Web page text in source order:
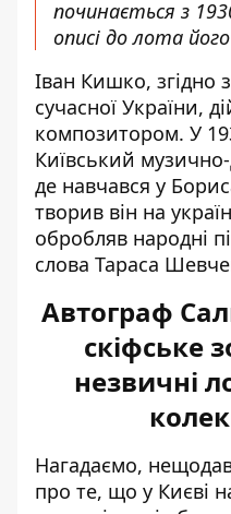
починається з
описі до лота
Іван Кишко, згідно
сучасної України,
композитором. У
Київський
де навчався у
творив він на
обробляв народні
слова Тараса
Автограф
скіфське
незвичні
Нагадаємо,
про те, що у Києві